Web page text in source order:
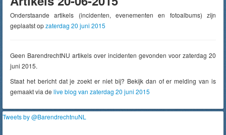
Onderstaande artikels (incidenten, evenementen en fotoalbums) zijn
geplaatst opzaterdag 20 juni 2015
Geen BarendrechtNU artikels over incidenten gevonden voor zaterdag 20
juni 2015.
Staat het bericht dat je zoekt er niet bij? Bekijk dan of er melding van is
gemaakt via de live blog van zaterdag 20 juni 2015
Tweets by @BarendrechtnuNL